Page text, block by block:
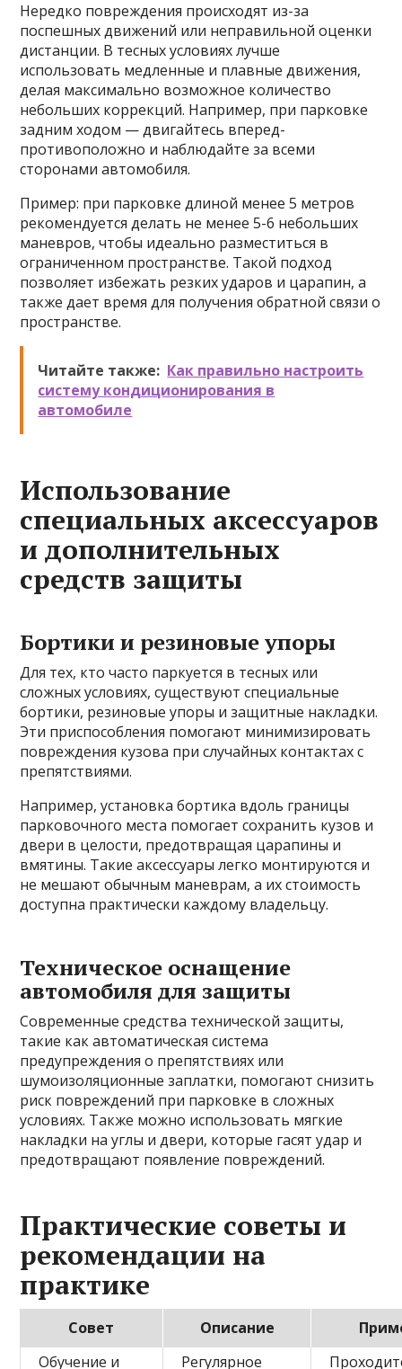
Нередко повреждения происходят из-за
поспешных движений или неправильной оценки
дистанции. В тесных условиях лучше
использовать медленные и плавные движения,
делая максимально возможное количество
небольших коррекций. Например, при парковке
задним ходом — двигайтесь вперед-
противоположно и наблюдайте за всеми
сторонами автомобиля.
Пример: при парковке длиной менее 5 метров
рекомендуется делать не менее 5-6 небольших
маневров, чтобы идеально разместиться в
ограниченном пространстве. Такой подход
позволяет избежать резких ударов и царапин, а
также дает время для получения обратной связи о
пространстве.
Читайте также: Как правильно настроить
систему кондиционирования в
автомобиле
Использование
специальных аксессуаров
и дополнительных
средств защиты
Бортики и резиновые упоры
Для тех, кто часто паркуется в тесных или
сложных условиях, существуют специальные
бортики, резиновые упоры и защитные накладки.
Эти приспособления помогают минимизировать
повреждения кузова при случайных контактах с
препятствиями.
Например, установка бортика вдоль границы
парковочного места помогает сохранить кузов и
двери в целости, предотвращая царапины и
вмятины. Такие аксессуары легко монтируются и
не мешают обычным маневрам, а их стоимость
доступна практически каждому владельцу.
Техническое оснащение
автомобиля для защиты
Современные средства технической защиты,
такие как автоматическая система
предупреждения о препятствиях или
шумоизоляционные заплатки, помогают снизить
риск повреждений при парковке в сложных
условиях. Также можно использовать мягкие
накладки на углы и двери, которые гасят удар и
предотвращают появление повреждений.
Практические советы и
рекомендации на
практике
Совет Описание
Обучение и
Регулярное